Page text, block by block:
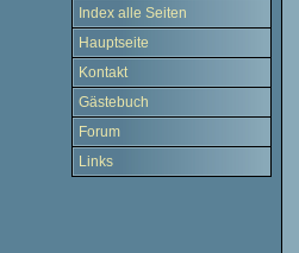
Index alle Seiten
Hauptseite
Kontakt
Gästebuch
Forum
Links